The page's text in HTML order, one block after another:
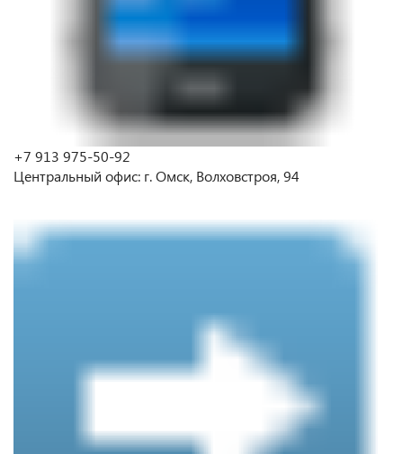
+7 913 975-50-92
Центральный офис: г. Омск, Волховстроя, 94